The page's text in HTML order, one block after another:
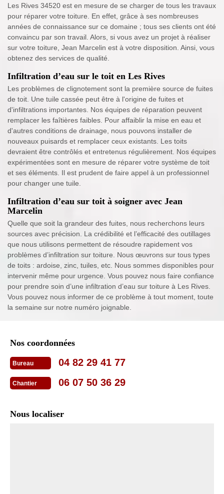
Les Rives 34520 est en mesure de se charger de tous les travaux
pour réparer votre toiture. En effet, grâce à ses nombreuses
années de connaissance sur ce domaine ; tous ses clients ont été
convaincu par son travail. Alors, si vous avez un projet à réaliser
sur votre toiture, Jean Marcelin est à votre disposition. Ainsi, vous
obtenez des services de qualité.
Infiltration d’eau sur le toit en Les Rives
Les problèmes de clignotement sont la première source de fuites
de toit. Une tuile cassée peut être à l'origine de fuites et
d'infiltrations importantes. Nos équipes de réparation peuvent
remplacer les faîtières faibles. Pour affaiblir la mise en eau et
d'autres conditions de drainage, nous pouvons installer de
nouveaux puisards et remplacer ceux existants. Les toits
devraient être contrôlés et entretenus régulièrement. Nos équipes
expérimentées sont en mesure de réparer votre système de toit
et ses éléments. Il est prudent de faire appel à un professionnel
pour changer une tuile.
Infiltration d’eau sur toit à soigner avec Jean
Marcelin
Quelle que soit la grandeur des fuites, nous recherchons leurs
sources avec précision. La crédibilité et l’efficacité des outillages
que nous utilisons permettent de résoudre rapidement vos
problèmes d’infiltration sur toiture. Nous œuvrons sur tous types
de toits : ardoise, zinc, tuiles, etc. Nous sommes disponibles pour
intervenir même pour urgence. Vous pouvez nous faire confiance
pour prendre soin d’une infiltration d’eau sur toiture à Les Rives.
Vous pouvez nous informer de ce problème à tout moment, toute
la semaine sur notre numéro joignable.
Nos coordonnées
Bureau 04 82 29 41 77
Chantier 06 07 50 36 29
Nous localiser